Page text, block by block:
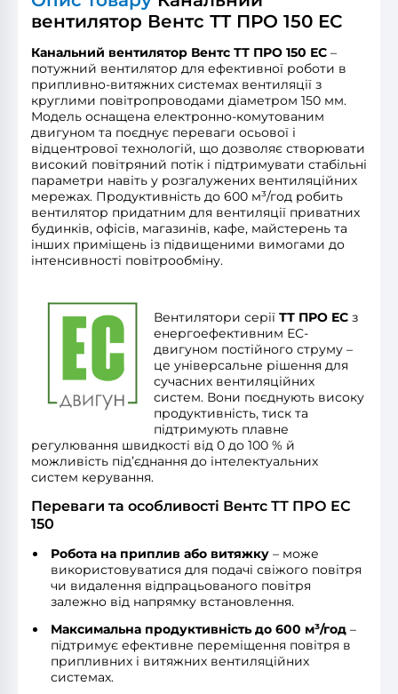
вентилятор Вентс ТТ ПРО 150 ЕС
Канальний вентилятор Вентс ТТ ПРО 150 ЕС –
потужний вентилятор для ефективної роботи в
припливно-витяжних системах вентиляції з
круглими повітропроводами діаметром 150 мм.
Модель оснащена електронно-комутованим
двигуном та поєднує переваги осьової і
відцентрової технологій, що дозволяє створювати
високий повітряний потік і підтримувати стабільні
параметри навіть у розгалужених вентиляційних
мережах. Продуктивність до 600 м³/год робить
вентилятор придатним для вентиляції приватних
будинків, офісів, магазинів, кафе, майстерень та
інших приміщень із підвищеними вимогами до
інтенсивності повітрообміну.
Вентилятори серіїТТ ПРО ЕС з
енергоефективним ЕС-
двигуном постійного струму –
це універсальне рішення для
сучасних вентиляційних
систем. Вони поєднують високу
продуктивність, тиск та
підтримують плавне
регулювання швидкості від 0 до 100 % й
можливість підʼєднання до інтелектуальних
систем керування.
Переваги та особливості Вентс ТТ ПРО ЕС
150
Робота на приплив або витяжку – може
використовуватися для подачі свіжого повітря
чи видалення відпрацьованого повітря
залежно від напрямку встановлення.
Максимальна продуктивність до 600 м³/год –
підтримує ефективне переміщення повітря в
припливних і витяжних вентиляційних
системах.